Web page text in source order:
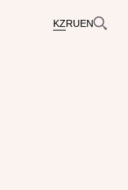
KZRUEN